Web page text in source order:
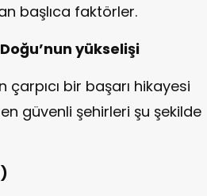
başlıca faktörler.
yükselişi
bir başarı hikayesi
güvenli şehirleri şu şekilde